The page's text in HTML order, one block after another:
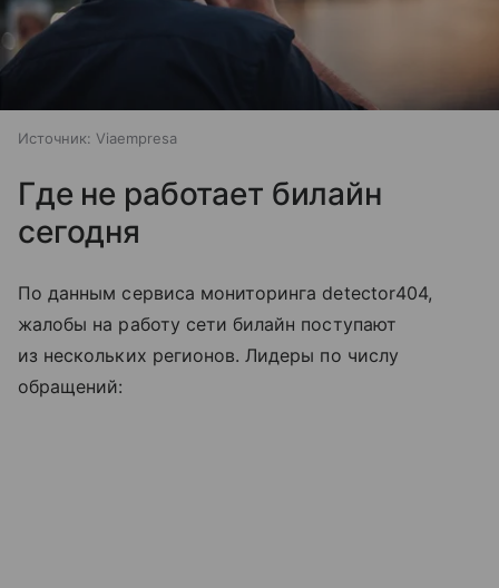
Источник: Viaempresa
Где не работает билайн
сегодня
По данным сервиса мониторинга detector404,
жалобы на работу сети билайн поступают
из нескольких регионов. Лидеры по числу
обращений: